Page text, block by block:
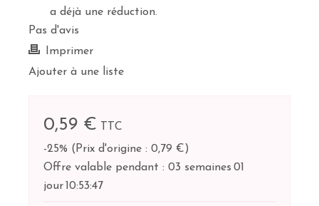
a déjà une réduction.
Pas d'avis
Imprimer
Ajouter à une liste
0,59 €
TTC
-25% ( Prix d'origine : 0,79 €)
Offre valable pendant : 03 semaines 01
jour 10:53:47